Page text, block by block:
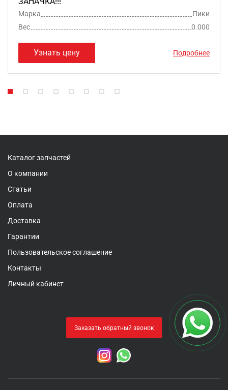
Марка
Пики
Вес
0.000
Узнать цену Подробнее
Каталог запчастей
О компании
Статьи
Оплата
Доставка
Гарантии
Пользовательское соглашение
Контакты
Личный кабинет
Заказать обратный звонок